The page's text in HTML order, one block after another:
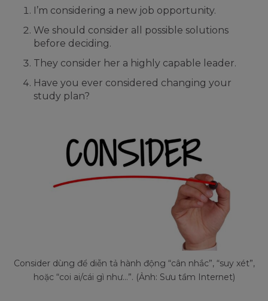
I’m considering a new job opportunity.
We should consider all possible solutions
before deciding.
They consider her a highly capable leader.
Have you ever considered changing your
study plan?
Consider dùng để diễn tả hành động “cân nhắc”, “suy xét”,
hoặc “coi ai/cái gì như…”. (Ảnh: Sưu tầm Internet)